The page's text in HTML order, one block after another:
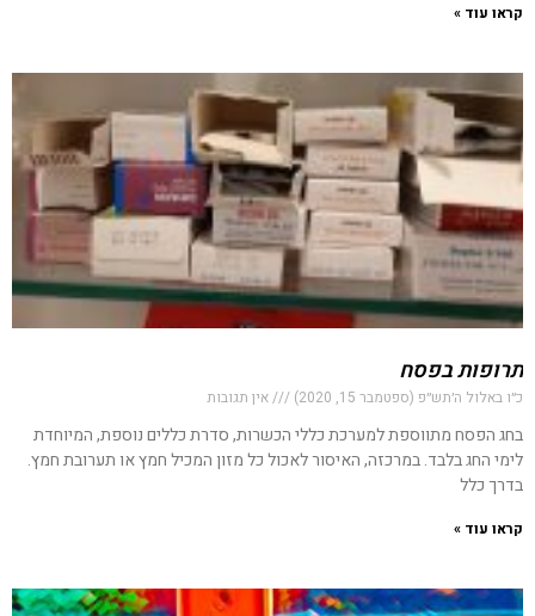
קראו עוד »
תרופות בפסח
כ״ו באלול ה׳תש״פ (ספטמבר 15, 2020) אין תגובות
בחג הפסח מתווספת למערכת כללי הכשרות, סדרת כללים נוספת, המיוחדת
לימי החג בלבד. במרכזה, האיסור לאכול כל מזון המכיל חמץ או תערובת חמץ.
בדרך כלל
קראו עוד »